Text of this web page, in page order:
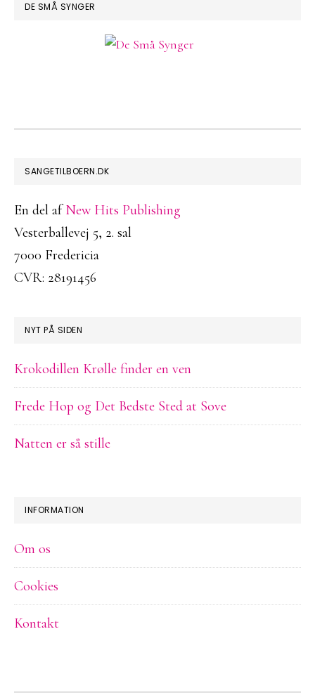
DE SMÅ SYNGER
FOOTER
SANGETILBOERN.DK
En del afNew Hits Publishing
Vesterballevej 5, 2. sal
7000 Fredericia
CVR: 28191456
NYT PÅ SIDEN
Krokodillen Krølle finder en ven
Frede Hop og Det Bedste Sted at Sove
Natten er så stille
INFORMATION
Om os
Cookies
Kontakt